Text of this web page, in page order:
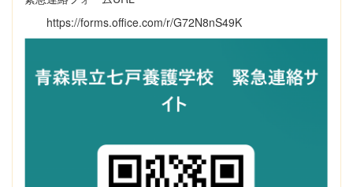
https://forms.office.com/r/G72N8nS49K